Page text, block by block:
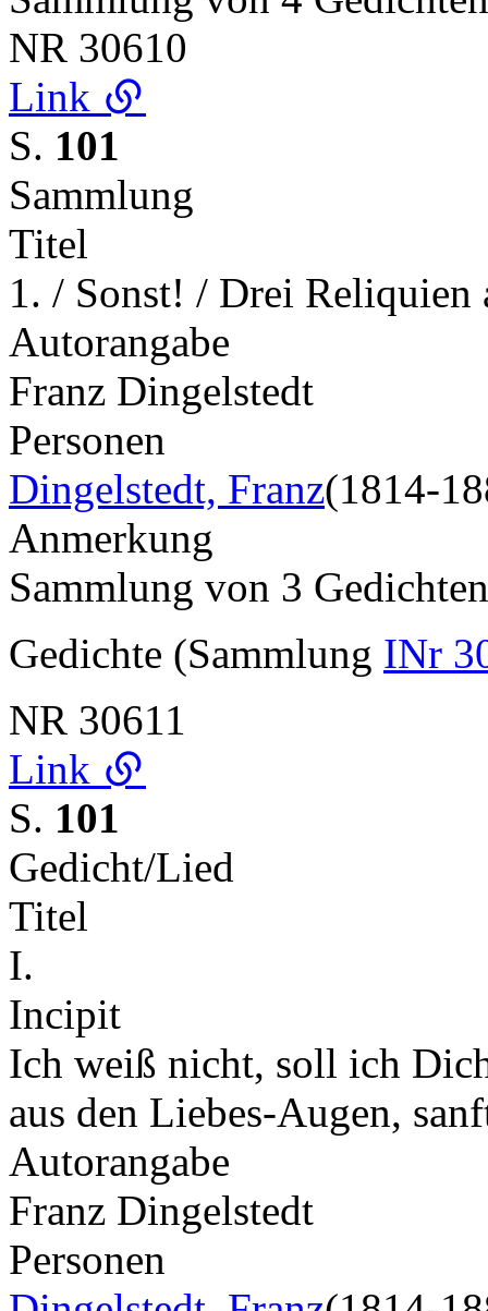
NR 30610
Link
S. 101
Sammlung
Titel
1. / Sonst! / Drei Reliquien
Autorangabe
Franz Dingelstedt
Personen
Dingelstedt, Franz(1814-
Anmerkung
Sammlung von 3
Gedichte (Sammlung INr
NR 30611
Link
S. 101
Gedicht/Lied
Titel
I.
Incipit
Ich weiß nicht, soll ich
aus den Liebes-Augen,
Autorangabe
Franz Dingelstedt
Personen